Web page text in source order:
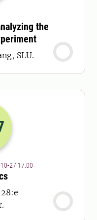
the
SLU.
28-09 06:00
27 17.00